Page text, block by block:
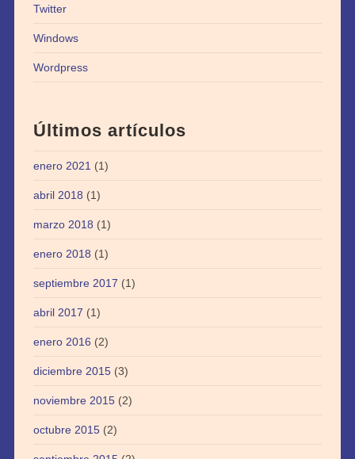
Twitter
Windows
Wordpress
Últimos artículos
enero 2021 (1)
abril 2018 (1)
marzo 2018 (1)
enero 2018 (1)
septiembre 2017 (1)
abril 2017 (1)
enero 2016 (2)
diciembre 2015(3)
noviembre 2015(2)
octubre 2015(2)